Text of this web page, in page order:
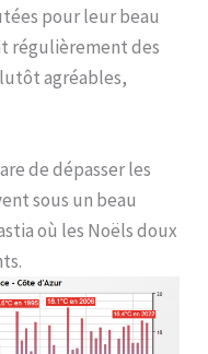
pour leur beau
régulièrement des
agréables,
de dépasser les
sous un beau
où les Noëls doux